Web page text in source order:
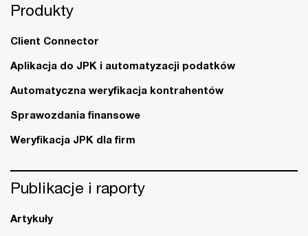
Produkty
Client Connector
Aplikacja do JPK i automatyzacji podatków
Automatyczna weryfikacja kontrahentów
Sprawozdania finansowe
Weryfikacja JPK dla firm
Publikacje i raporty
Artykuły